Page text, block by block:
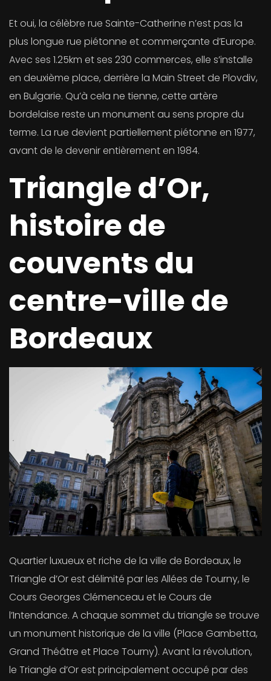
Et oui, la célèbre rue Sainte-Catherine n’est pas la
plus longue rue piétonne et commerçante d’Europe.
Avec ses 1.25km et ses 230 commerces, elle s’installe
en deuxième place, derrière la Main Street de Plovdiv,
en Bulgarie. Qu’à cela ne tienne, cette artère
bordelaise reste un monument au sens propre du
terme. La rue devient partiellement piétonne en 1977,
avant de le devenir entièrement en 1984.
Triangle d’Or,
histoire de
couvents du
centre-ville de
Bordeaux
Quartier luxueux et riche de la ville de Bordeaux, le
Triangle d’Or est délimité par les Allées de Tourny, le
Cours Georges Clémenceau et le Cours de
l’Intendance. A chaque sommet du triangle se trouve
un monument historique de la ville (Place Gambetta,
Grand Théâtre et Place Tourny). Avant la révolution,
le Triangle d’Or est principalement occupé par des